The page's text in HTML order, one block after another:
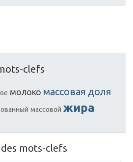
clefs
молоко массовая доля
массовой жира
mots-clefs